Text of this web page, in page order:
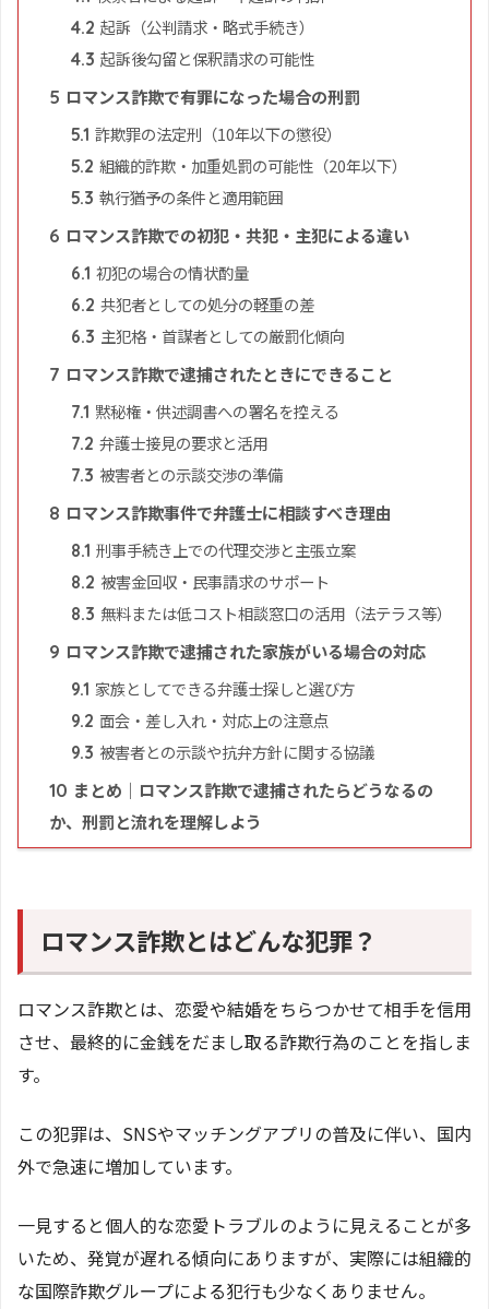
4.2 起訴（公判請求・略式手続き）
4.3 起訴後勾留と保釈請求の可能性
5 ロマンス詐欺で有罪になった場合の刑罰
5.1 詐欺罪の法定刑（10年以下の懲役）
5.2 組織的詐欺・加重処罰の可能性（20年以下）
5.3 執行猶予の条件と適用範囲
6 ロマンス詐欺での初犯・共犯・主犯による違い
6.1 初犯の場合の情状酌量
6.2 共犯者としての処分の軽重の差
6.3 主犯格・首謀者としての厳罰化傾向
7 ロマンス詐欺で逮捕されたときにできること
7.1 黙秘権・供述調書への署名を控える
7.2 弁護士接見の要求と活用
7.3 被害者との示談交渉の準備
8 ロマンス詐欺事件で弁護士に相談すべき理由
8.1 刑事手続き上での代理交渉と主張立案
8.2 被害金回収・民事請求のサポート
8.3 無料または低コスト相談窓口の活用（法テラス等）
9 ロマンス詐欺で逮捕された家族がいる場合の対応
9.1 家族としてできる弁護士探しと選び方
9.2 面会・差し入れ・対応上の注意点
9.3 被害者との示談や抗弁方針に関する協議
10 まとめ｜ロマンス詐欺で逮捕されたらどうなるの
か、刑罰と流れを理解しよう
ロマンス詐欺とはどんな犯罪？
ロマンス詐欺とは、恋愛や結婚をちらつかせて相手を信用
させ、最終的に金銭をだまし取る詐欺行為のことを指しま
す。
この犯罪は、SNSやマッチングアプリの普及に伴い、国内
外で急速に増加しています。
一見すると個人的な恋愛トラブルのように見えることが多
いため、発覚が遅れる傾向にありますが、実際には組織的
な国際詐欺グループによる犯行も少なくありません。